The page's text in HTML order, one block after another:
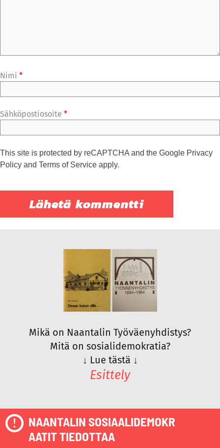
Nimi *
Sähköpostiosoite *
This site is protected by reCAPTCHA and the Google Privacy
Policy and Terms of Service apply.
Mikä on Naantalin Työväenyhdistys?
Mitä on sosialidemokratia?
↓ Lue tästä ↓
Esittely
NAANTALIN SOSIAALIDEMOKR
AATIT TIEDOTTAA